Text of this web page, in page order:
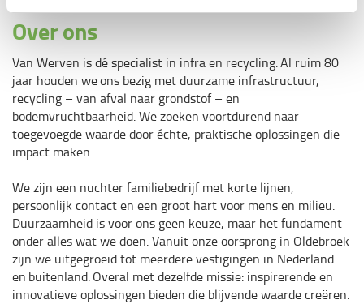
Over ons
Van Werven is dé specialist in infra en recycling. Al ruim 80
jaar houden we ons bezig met duurzame infrastructuur,
recycling – van afval naar grondstof – en
bodemvruchtbaarheid. We zoeken voortdurend naar
toegevoegde waarde door échte, praktische oplossingen die
impact maken.
We zijn een nuchter familiebedrijf met korte lijnen,
persoonlijk contact en een groot hart voor mens en milieu.
Duurzaamheid is voor ons geen keuze, maar het fundament
onder alles wat we doen. Vanuit onze oorsprong in Oldebroek
zijn we uitgegroeid tot meerdere vestigingen in Nederland
en buitenland. Overal met dezelfde missie: inspirerende en
innovatieve oplossingen bieden die blijvende waarde creëren.